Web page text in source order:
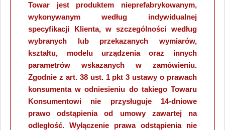
Towar jest produktem nieprefabrykowanym,
wykonywanym według indywidualnej
specyfikacji Klienta, w szczególności według
wybranych lub przekazanych wymiarów,
kształtu, modelu urządzenia oraz innych
parametrów wskazanych w zamówieniu.
Zgodnie z art. 38 ust. 1 pkt 3 ustawy o prawach
konsumenta w odniesieniu do takiego Towaru
Konsumentowi nie przysługuje 14-dniowe
prawo odstąpienia od umowy zawartej na
odległość. Wyłączenie prawa odstąpienia nie